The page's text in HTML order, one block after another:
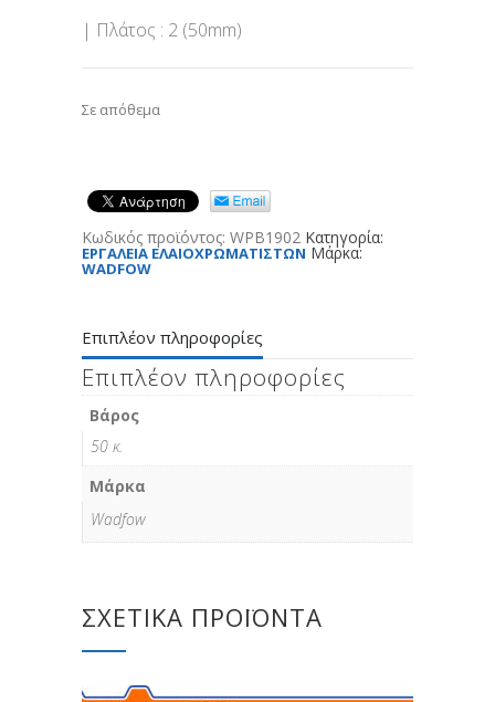
| Πλάτος : 2 (50mm)
Σε απόθεμα
Κωδικός προϊόντος: WPB1902 Κατηγορία:
ΕΡΓΑΛΕΙΑ ΕΛΑΙΟΧΡΩΜΑΤΙΣΤΩΝ Μάρκα:
WADFOW
Επιπλέον πληροφορίες
Επιπλέον πληροφορίες
Βάρος
50 κ.
Μάρκα
Wadfow
ΣΧΕΤΙΚΆ ΠΡΟΪΌΝΤΑ